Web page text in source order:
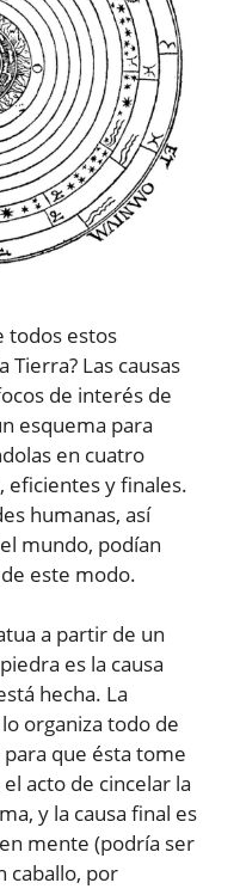
todos estos
Las causas
de interés de
esquema para
en cuatro
eficientes y finales.
humanas, así
mundo, podían
este modo.
a partir de un
es la causa
hecha. La
organiza todo de
que ésta tome
acto de cincelar la
y la causa final es
mente (podría ser
caballo, por